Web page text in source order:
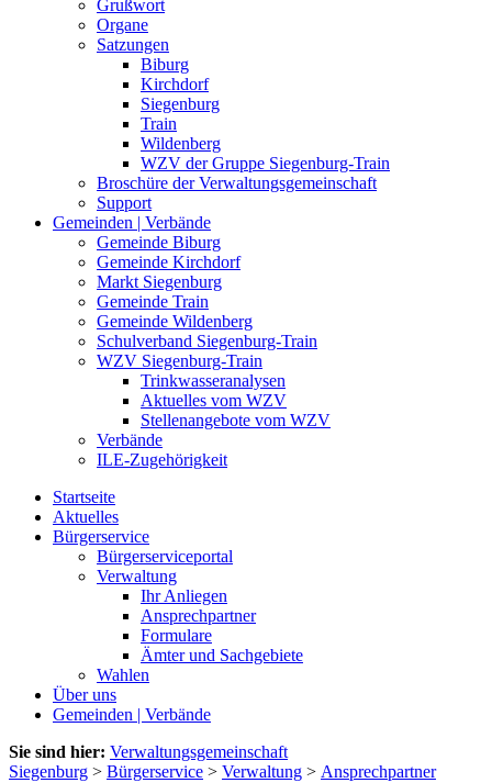
Grußwort
Organe
Satzungen
Biburg
Kirchdorf
Siegenburg
Train
Wildenberg
WZV der Gruppe Siegenburg-Train
Broschüre der Verwaltungsgemeinschaft
Support
Gemeinden | Verbände
Gemeinde Biburg
Gemeinde Kirchdorf
Markt Siegenburg
Gemeinde Train
Gemeinde Wildenberg
Schulverband Siegenburg-Train
WZV Siegenburg-Train
Trinkwasseranalysen
Aktuelles vom WZV
Stellenangebote vom WZV
Verbände
ILE-Zugehörigkeit
Startseite
Aktuelles
Bürgerservice
Bürgerserviceportal
Verwaltung
Ihr Anliegen
Ansprechpartner
Formulare
Ämter und Sachgebiete
Wahlen
Über uns
Gemeinden | Verbände
Sie sind hier: Verwaltungsgemeinschaft
Siegenburg > Bürgerservice > Verwaltung > Ansprechpartner